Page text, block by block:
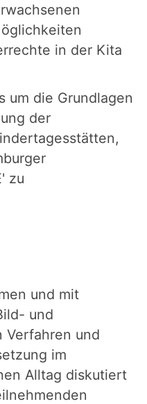
in der Kita
um die Grundlagen
der
zu
und mit
und
Verfahren und
im
Alltag diskutiert